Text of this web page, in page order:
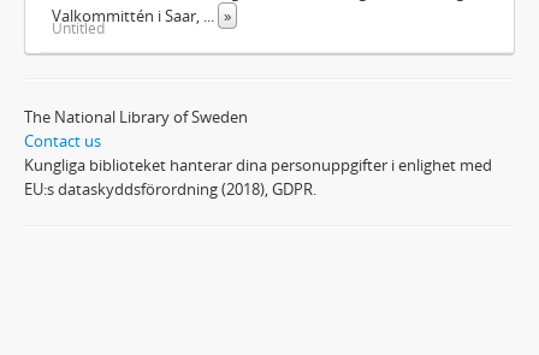
Valkommittén i Saar,
»
Untitled
The National Library of Sweden
Contact us
Kungliga biblioteket hanterar dina personuppgifter i enlighet med
EU:s dataskyddsförordning (2018), GDPR.